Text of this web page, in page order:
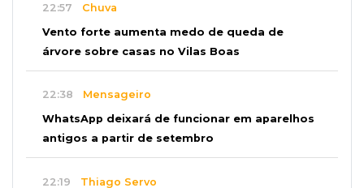
22:57 Chuva
Vento forte aumenta medo de queda de
árvore sobre casas no Vilas Boas
22:38 Mensageiro
WhatsApp deixará de funcionar em aparelhos
antigos a partir de setembro
22:19 Thiago Servo